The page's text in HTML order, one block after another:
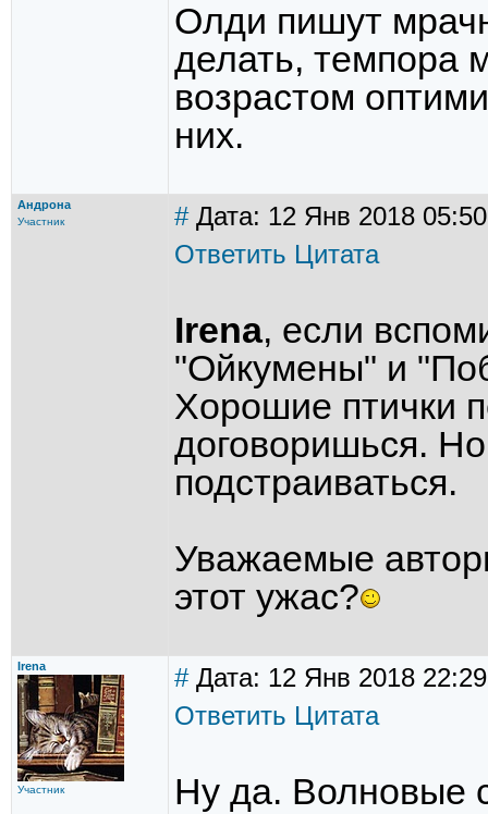
Олди пишут
делать, темпора
возрастом
них.
Андрона
Участник #Дата: 12 Янв 2018
Ответить Цитата
Irena, если
"Ойкумены" и
Хорошие птички
договоришься.
подстраиваться.
Уважаемые
этот ужас?
Irena
Участник
#Дата: 12 Янв 2018 22:29
Ответить Цитата
Ну да. Волновые